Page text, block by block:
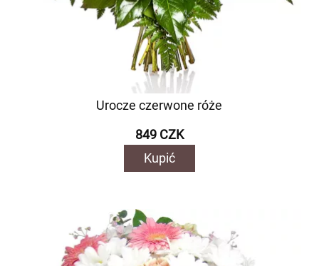
Urocze czerwone róże
849 CZK
Kupić